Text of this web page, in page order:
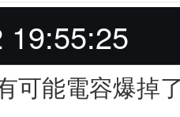
19:55:25
可能電容爆掉